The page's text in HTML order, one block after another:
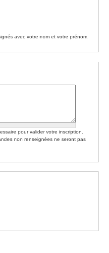
avec votre nom et votre prénom.
non renseignées ne seront pas